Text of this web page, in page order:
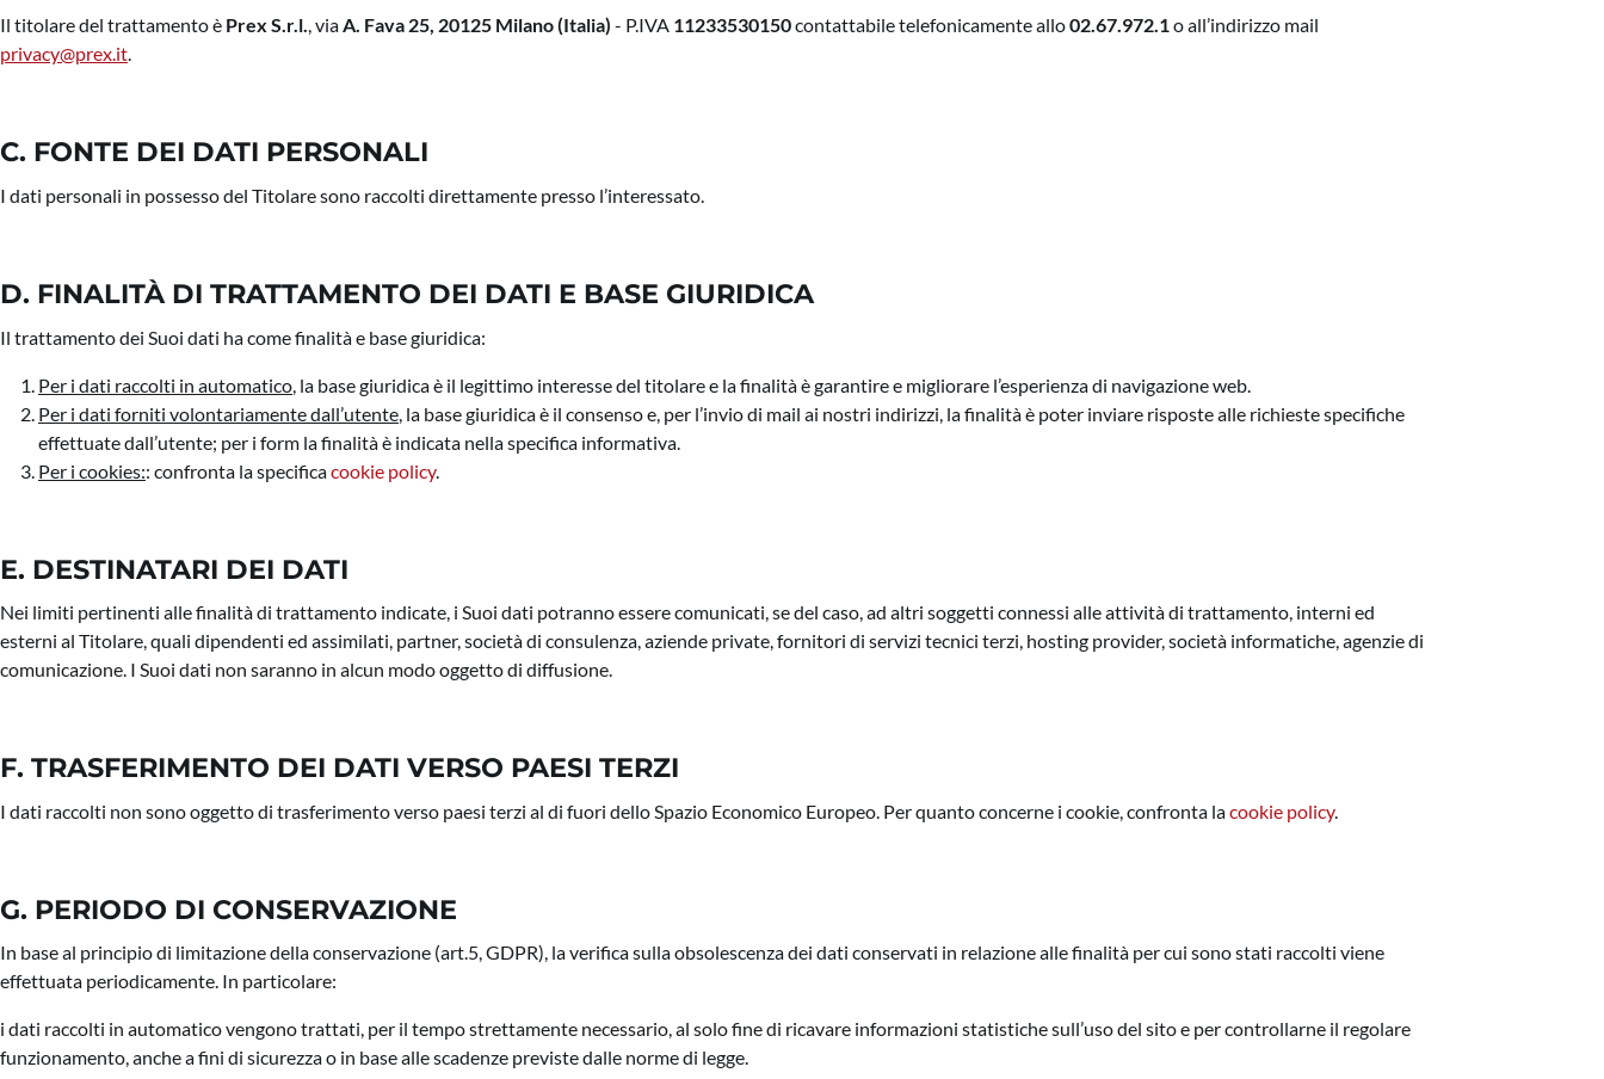
Il titolare del trattamento è Prex S.r.l., viaA. Fava 25, 20125 Milano (Italia) - P.IVA 11233530150contattabile telefonicamente allo02.67.972.1o all’indirizzo mail
privacy@prex.it.
C. FONTE DEI DATI PERSONALI
I dati personali in possesso del Titolare sono raccolti direttamente presso l’interessato.
D. FINALITÀ DI TRATTAMENTO DEI DATI E BASE GIURIDICA
Il trattamento dei Suoi dati ha come finalità e base giuridica:
Per i dati raccolti in automatico , la base giuridica è il legittimo interesse del titolare e la finalità è garantire e migliorare l’esperienza di navigazione web.
Per i dati forniti volontariamente dall’utente , la base giuridica è il consenso e, per l’invio di mail ai nostri indirizzi, la finalità è poter inviare risposte alle richieste specifiche
effettuate dall’utente; per i form la finalità è indicata nella specifica informativa.
Per i cookies:: confronta la specificacookie policy.
E. DESTINATARI DEI DATI
Nei limiti pertinenti alle finalità di trattamento indicate, i Suoi dati potranno essere comunicati, se del caso, ad altri soggetti connessi alle attività di trattamento, interni ed
esterni al Titolare, quali dipendenti ed assimilati, partner, società di consulenza, aziende private, fornitori di servizi tecnici terzi, hosting provider, società informatiche, agenzie di
comunicazione. I Suoi dati non saranno in alcun modo oggetto di diffusione.
F. TRASFERIMENTO DEI DATI VERSO PAESI TERZI
I dati raccolti non sono oggetto di trasferimento verso paesi terzi al di fuori dello Spazio Economico Europeo. Per quanto concerne i cookie, confronta lacookie policy.
G. PERIODO DI CONSERVAZIONE
In base al principio di limitazione della conservazione (art.5, GDPR), la verifica sulla obsolescenza dei dati conservati in relazione alle finalità per cui sono stati raccolti viene
effettuata periodicamente. In particolare:
i dati raccolti in automatico vengono trattati, per il tempo strettamente necessario, al solo fine di ricavare informazioni statistiche sull’uso del sito e per controllarne il regolare
funzionamento, anche a fini di sicurezza o in base alle scadenze previste dalle norme di legge.